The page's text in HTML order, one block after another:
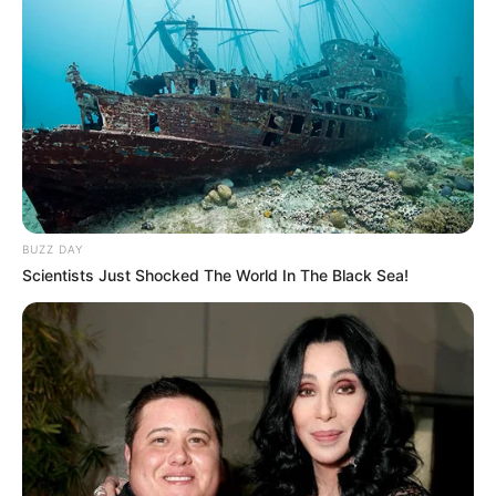
Berühmt ist auch der Rote Michelin als Restaurant- und
Hotelführer. Für die gehobene Küche gibt es dort
möglicherweise weitereTipps für Gaststätten in
Obernburg am Main, mit Sicherheit aber für ganz
Veranstaltung für Obernburg am Main ohne Login
eintragen:
Nicht jeder möchte ständig seine persönlichen Daten für
die allgegenwärtige Spionage im Internet zur Verfügung
stellen. Leider gibt es aber kaum noch ein echtes Internet.
Stattdessen beherrschen große Akteure wie Google
BUZZ DAY
Scientists Just Shocked The World In The Black Sea!